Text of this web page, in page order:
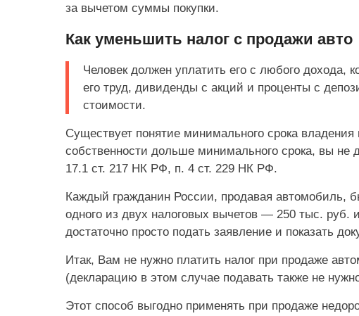
за вычетом суммы покупки.
Как уменьшить налог с продажи авто
Человек должен уплатить его с любого дохода,
его труд, дивиденды с акций и проценты с
стоимости.
Существует понятие минимального срока
собственности дольше минимального срока, вы не
17.1 ст. 217 НК РФ, п. 4 ст. 229 НК РФ.
Каждый гражданин России, продавая автомобиль,
одного из двух налоговых вычетов — 250 тыс.
достаточно просто подать заявление и показать
Итак, Вам не нужно платить налог при продаже
(декларацию в этом случае подавать также не
Этот способ выгодно применять при продаже